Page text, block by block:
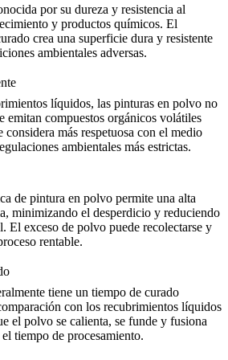
por su dureza y resistencia al
y productos químicos. El
crea una superficie dura y resistente
ambientales adversas.
líquidos, las pinturas en polvo no
emitan compuestos orgánicos volátiles
más respetuosa con el medio
ambientales más estrictas.
de pintura en polvo permite una alta
minimizando el desperdicio y reduciendo
El exceso de polvo puede recolectarse y
rentable.
tiene un tiempo de curado
con los recubrimientos líquidos
el polvo se calienta, se funde y fusiona
tiempo de procesamiento.